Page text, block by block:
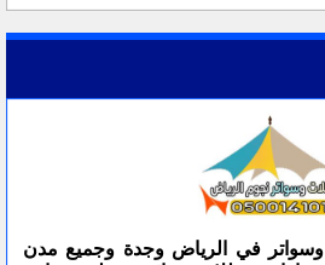
في الرياض وجدة وجميع مدن